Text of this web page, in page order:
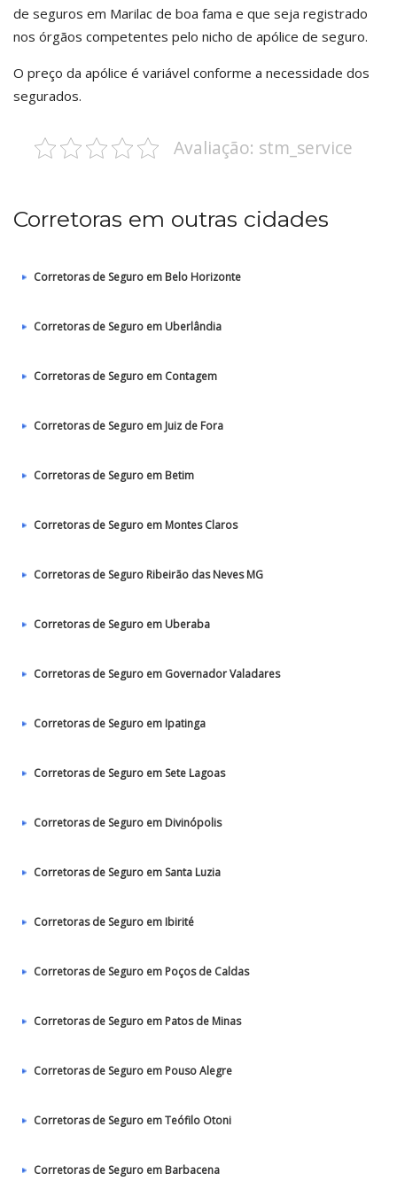
de seguros em Marilac de boa fama e que seja registrado
nos órgãos competentes pelo nicho de apólice de seguro.
O preço da apólice é variável conforme a necessidade dos
segurados.
Avaliação: stm_service
Corretoras em outras cidades
Corretoras de Seguro em Belo Horizonte
Corretoras de Seguro em Uberlândia
Corretoras de Seguro em Contagem
Corretoras de Seguro em Juiz de Fora
Corretoras de Seguro em Betim
Corretoras de Seguro em Montes Claros
Corretoras de Seguro Ribeirão das Neves MG
Corretoras de Seguro em Uberaba
Corretoras de Seguro em Governador Valadares
Corretoras de Seguro em Ipatinga
Corretoras de Seguro em Sete Lagoas
Corretoras de Seguro em Divinópolis
Corretoras de Seguro em Santa Luzia
Corretoras de Seguro em Ibirité
Corretoras de Seguro em Poços de Caldas
Corretoras de Seguro em Patos de Minas
Corretoras de Seguro em Pouso Alegre
Corretoras de Seguro em Teófilo Otoni
Corretoras de Seguro em Barbacena